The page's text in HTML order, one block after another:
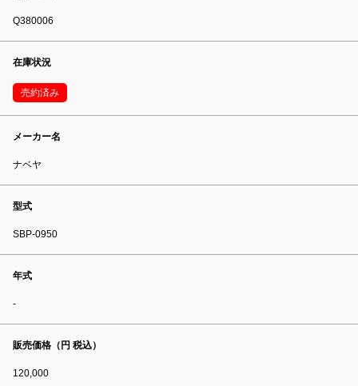
Q380006
在庫状況
売約済み
メーカー名
ナベヤ
型式
SBP-0950
年式
-
販売価格（円 税込）
120,000